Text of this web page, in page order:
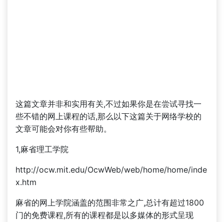
这篇文章并非和实用有关,不过如果你是在尝试寻找一
些不错的网上课程的话,那么以下这篇关于网络学校的
文章可能会对你有些帮助。
1,麻省理工学院
http://ocw.mit.edu/OcwWeb/web/home/home/inde
x.htm
麻省的网上学院涵盖的范围非常之广,总计有超过1800
门的免费课程,所有的课程都是以多媒体的形式呈现